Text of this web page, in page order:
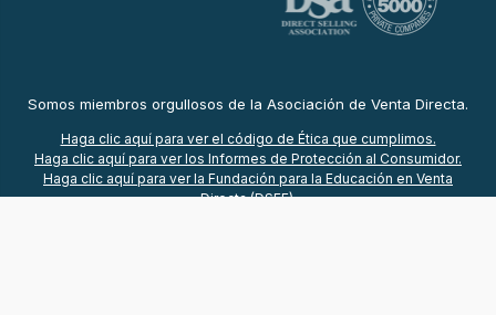
Somos miembros orgullosos de la Asociación de Venta Directa.
Haga clic aquí para ver el código de Ética que cumplimos.
Haga clic aquí para ver los Informes de Protección al Consumidor.
Haga clic aquí para ver la Fundación para la Educación en Venta
Directa (DSEF).